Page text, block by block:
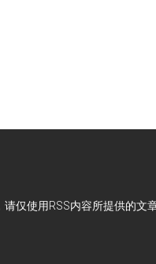
仅使用RSS内容所提供的文